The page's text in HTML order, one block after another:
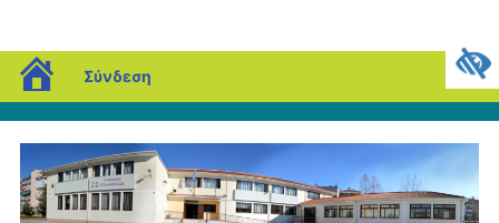
blogs.sch.gr
Σύνδεση
Μεταπηδήστε
στο
περιεχόμενο